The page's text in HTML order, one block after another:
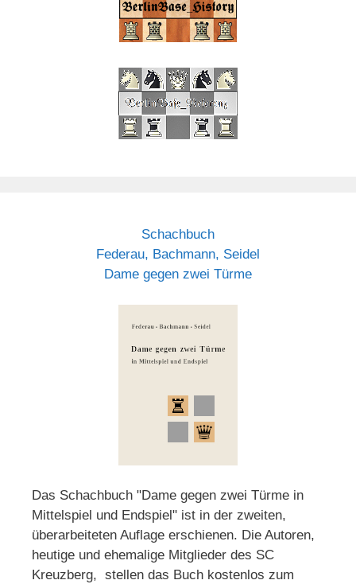
Schachbuch
Federau, Bachmann, Seidel
Dame gegen zwei Türme
Das Schachbuch "Dame gegen zwei Türme in
Mittelspiel und Endspiel" ist in der zweiten,
überarbeiteten Auflage erschienen. Die Autoren,
heutige und ehemalige Mitglieder des SC
Kreuzberg, stellen das Buch kostenlos zum